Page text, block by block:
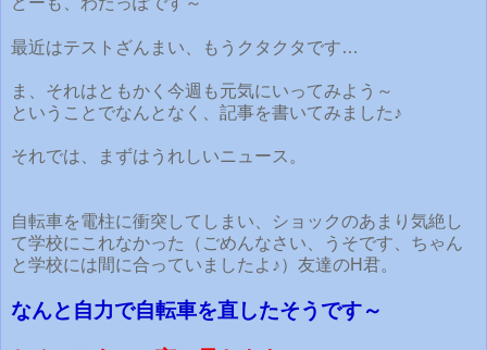
最近はテストざんまい、もうクタクタです…
ま、それはともかく今週も元気にいってみよう～
ということでなんとなく、記事を書いてみました♪
それでは、まずはうれしいニュース。
自転車を電柱に衝突してしまい、ショックのあまり気絶し
て学校にこれなかった（ごめんなさい、うそです、ちゃん
と学校には間に合っていましたよ♪）友達のH君。
なんと自力で自転車を直したそうです～